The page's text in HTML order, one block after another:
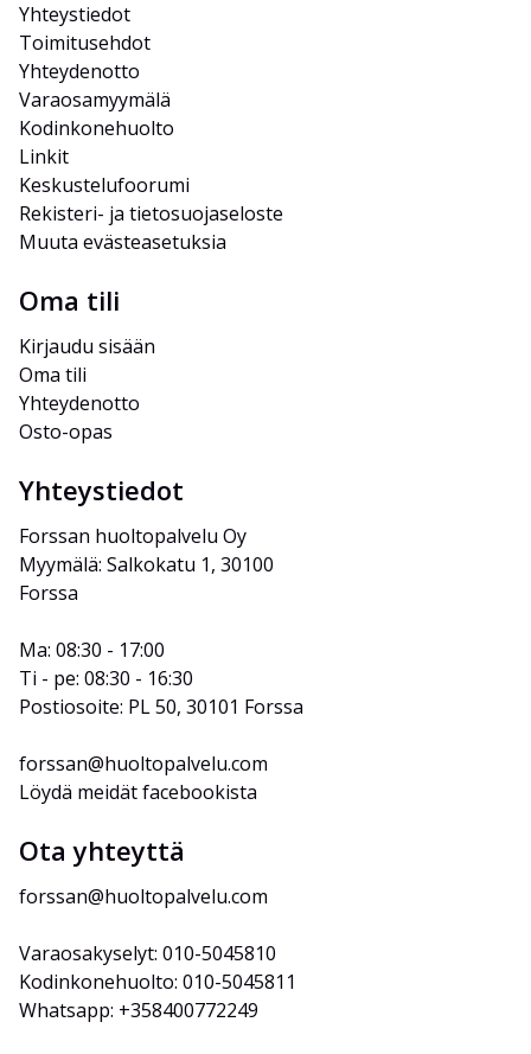
Yhteystiedot
Toimitusehdot
Yhteydenotto
Varaosamyymälä
Kodinkonehuolto
Linkit
Keskustelufoorumi
Rekisteri- ja tietosuojaseloste
Muuta evästeasetuksia
Oma tili
Kirjaudu sisään
Oma tili
Yhteydenotto
Osto-opas
Yhteystiedot
Forssan huoltopalvelu Oy
Myymälä: Salkokatu 1, 30100
Forssa
Ma: 08:30 - 17:00
Ti - pe: 08:30 - 16:30
Postiosoite: PL 50, 30101 Forssa
forssan@huoltopalvelu.com
Löydä meidät facebookista
Ota yhteyttä
forssan@huoltopalvelu.com
Varaosakyselyt: 010-5045810
Kodinkonehuolto: 010-5045811
Whatsapp: +358400772249